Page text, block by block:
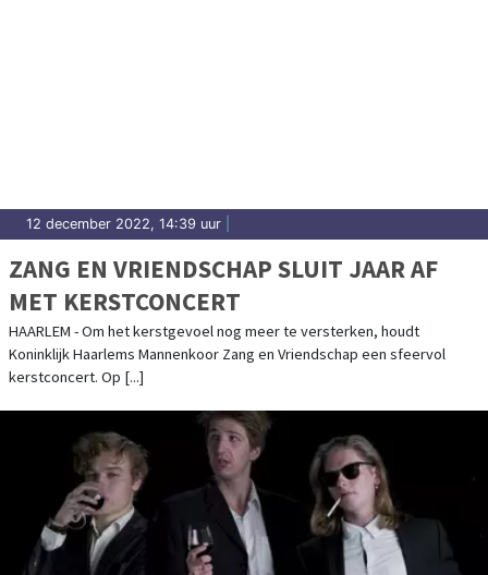
12 december 2022, 14:39 uur
ZANG EN VRIENDSCHAP SLUIT JAAR AF
MET KERSTCONCERT
HAARLEM - Om het kerstgevoel nog meer te versterken, houdt
Koninklijk Haarlems Mannenkoor Zang en Vriendschap een sfeervol
kerstconcert. Op [...]